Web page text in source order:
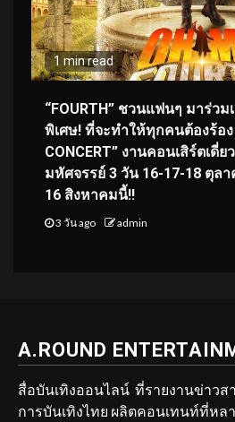
1 min read
“FOURTH” ชวนแฟนๆ มาร่ว
พิเศษ! ที่จะทำให้ทุกคนต้องร้อง
CONCERT” งานคอนเสิร์ตเดี่
มหัศจรรย์ 3 วัน 16-17-18 ตุล
16 สิงหาคมนี้!!
3 วัน ago admin
A.ROUND
สื่อบันเทิงออนไลน์ ที่รายงานข่าวส
การบันเทิงไทย ผลิตคอนเทนท์ที่หล